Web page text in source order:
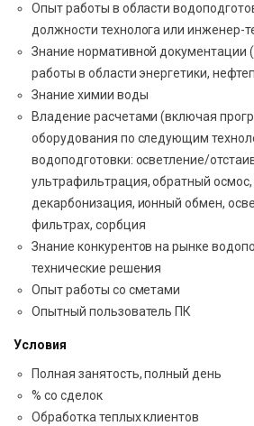
Опыт работы в области
должности технолога или инженер-
Знание нормативной
работы в области энергетики,
Знание химии воды
Владение расчетами (включая
оборудования по следующим
водоподготовки: осветление/
ультрафильтрация, обратный
декарбонизация, ионный обмен,
фильтрах, сорбция
Знание конкурентов на рынке
технические решения
Опыт работы со сметами
Опытный пользователь ПК
Условия
Полная занятость, полный день
% со сделок
Обработка теплых клиентов